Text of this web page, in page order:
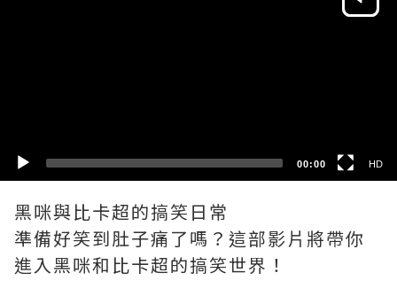
00:00 HD
黑咪與比卡超的搞笑日常
準備好笑到肚子痛了嗎？這部影片將帶你
進入黑咪和比卡超的搞笑世界！